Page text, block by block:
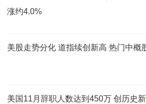
涨约4.0%
美股走势分化 道指续创新高 热门中概
美国11月辞职人数达到450万 创历史